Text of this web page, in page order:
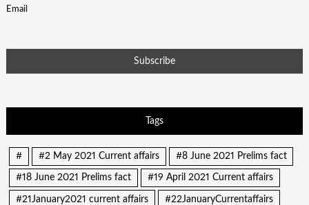
Email
Tags
# #2 May 2021 Current affairs #8 June 2021 Prelims fact
#18 June 2021 Prelims fact #19 April 2021 Current affairs
#21January2021 current affairs #22JanuaryCurrentaffairs